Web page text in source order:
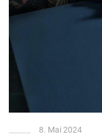
8. Mai 2024